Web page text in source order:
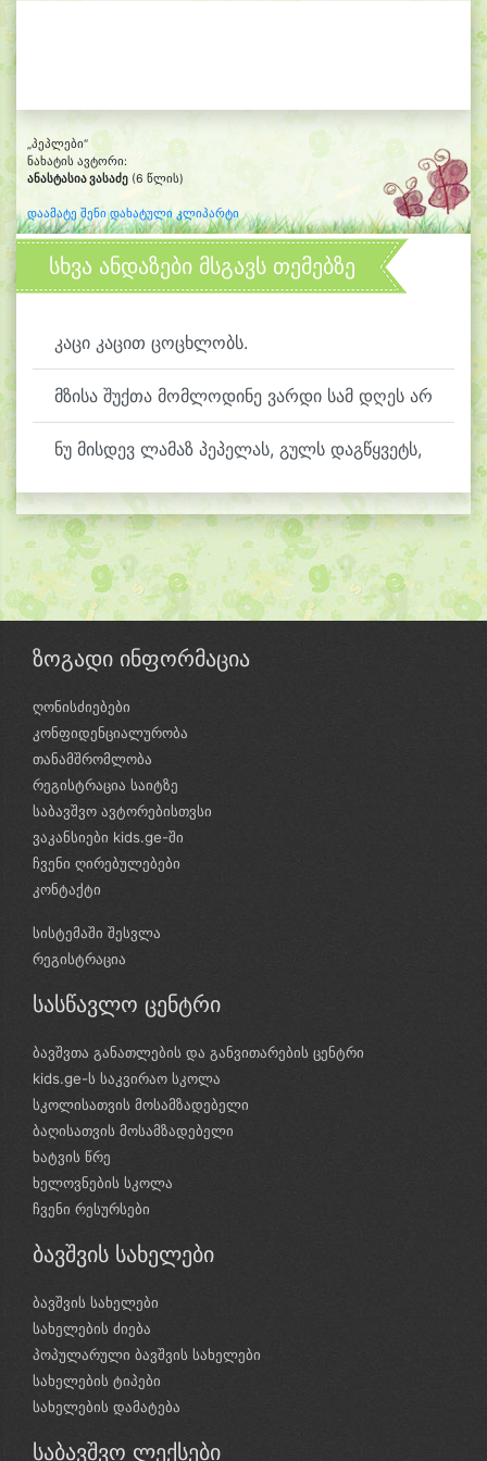
„პეპლები“
ნახატის ავტორი:
ანასტასია ვასაძე (6 წლის)
დაამატე შენი დახატული კლიპარტი
სხვა ანდაზები მსგავს თემებზე
კაცი კაცით ცოცხლობს.
მზისა შუქთა მომლოდინე ვარდი სამ დღეს არ
ნუ მისდევ ლამაზ პეპელას, გულს დაგწყვეტს,
ზოგადი ინფორმაცია
ღონისძიებები
კონფიდენციალურობა
თანამშრომლობა
რეგისტრაცია საიტზე
საბავშვო ავტორებისთვსი
ვაკანსიები kids.ge-ში
ჩვენი ღირებულებები
კონტაქტი
სისტემაში შესვლა
რეგისტრაცია
სასწავლო ცენტრი
ბავშვთა განათლების და განვითარების ცენტრი
kids.ge-ს საკვირაო სკოლა
სკოლისათვის მოსამზადებელი
ბაღისათვის მოსამზადებელი
ხატვის წრე
ხელოვნების სკოლა
ჩვენი რესურსები
ბავშვის სახელები
ბავშვის სახელები
სახელების ძიება
პოპულარული ბავშვის სახელები
სახელების ტიპები
სახელების დამატება
საბავშვო ლექსები